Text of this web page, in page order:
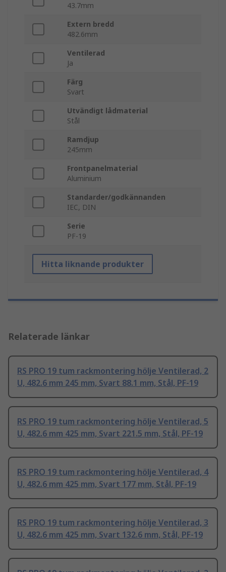
43.7mm
Extern bredd
482.6mm
Ventilerad
Ja
Färg
Svart
Utvändigt lådmaterial
Stål
Ramdjup
245mm
Frontpanelmaterial
Aluminium
Standarder/godkännanden
IEC, DIN
Serie
PF-19
Hitta liknande produkter
Relaterade länkar
RS PRO 19 tum rackmontering hölje Ventilerad, 2
U, 482.6 mm 245 mm, Svart 88.1 mm, Stål, PF-19
RS PRO 19 tum rackmontering hölje Ventilerad, 5
U, 482.6 mm 425 mm, Svart 221.5 mm, Stål, PF-19
RS PRO 19 tum rackmontering hölje Ventilerad, 4
U, 482.6 mm 425 mm, Svart 177 mm, Stål, PF-19
RS PRO 19 tum rackmontering hölje Ventilerad, 3
U, 482.6 mm 425 mm, Svart 132.6 mm, Stål, PF-19